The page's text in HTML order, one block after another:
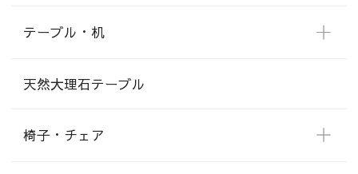
テーブル・机
天然大理石テーブル
椅子・チェア